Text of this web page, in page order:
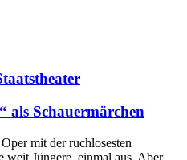
als Schauermärchen
mit der ruchlosesten
Jüngere, einmal aus. Aber